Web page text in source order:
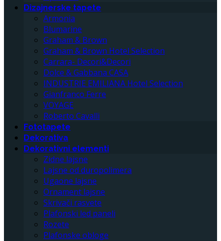
Dizajnerske tapete
Armonia
Blumarine
Graham & Brown
Graham & Brown Hotel Selection
Carrara- Decori&Decori
Dolce & Gabbana CASA
INDUSTRIE EMILIANA Hotel Selection
Gianfranco Ferre
VOYAGE
Roberto Cavalli
Fototapete
Dekorativa
Dekorativni elementi
Zidne lajsne
Lajsne od duropolimera
Ugaone lajsne
Ornament lajsne
Skrivači rasvete
Plafonski led paneli
Rozete
Plafonske obloge